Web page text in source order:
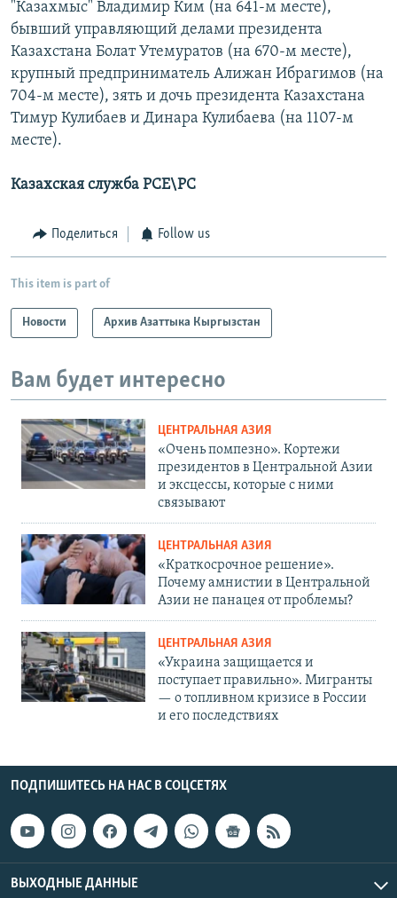
"Казахмыс" Владимир Ким (на 641-м месте),
бывший управляющий делами президента
Казахстана Болат Утемуратов (на 670-м месте),
крупный предприниматель Алижан Ибрагимов (на
704-м месте), зять и дочь президента Казахстана
Тимур Кулибаев и Динара Кулибаева (на 1107-м
месте).
Казахская служба РСЕ\РС
Поделиться Follow us
This item is part of
Новости Архив Азаттыка Кыргызстан
Вам будет интересно
ЦЕНТРАЛЬНАЯ АЗИЯ
«Очень помпезно». Кортежи
президентов в Центральной Азии
и эксцессы, которые с ними
связывают
ЦЕНТРАЛЬНАЯ АЗИЯ
«Краткосрочное решение».
Почему амнистии в Центральной
Азии не панацея от проблемы?
ЦЕНТРАЛЬНАЯ АЗИЯ
«Украина защищается и
поступает правильно». Мигранты
— о топливном кризисе в России
и его последствиях
ПОДПИШИТЕСЬ НА НАС В СОЦСЕТЯХ
ВЫХОДНЫЕ ДАННЫЕ